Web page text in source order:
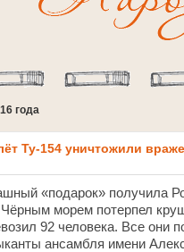
года
Ту-154 уничтожили
«подарок» получила
морем потерпел
92 человека. Все они
ансамбля имени